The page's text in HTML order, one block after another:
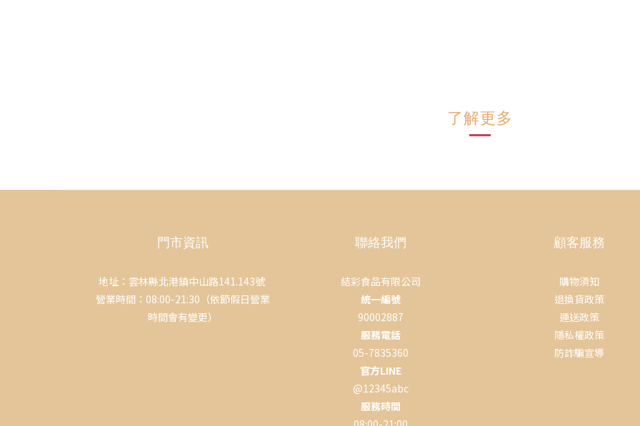
了解更多
門市資訊
地址：雲林縣北港鎮中山路141.143號
營業時間：08:00-21:30（依節假日營業
時間會有變更）
聯絡我們
結彩食品有限公司
統一編號
90002887
服務電話
05-7835360
官方LINE
@12345abc
服務時間
顧客服務
購物須知
退換貨政策
運送政策
隱私權政策
防詐騙宣導